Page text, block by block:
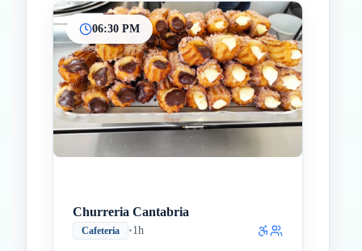
06:30 PM
Churreria Cantabria
Cafeteria •1h